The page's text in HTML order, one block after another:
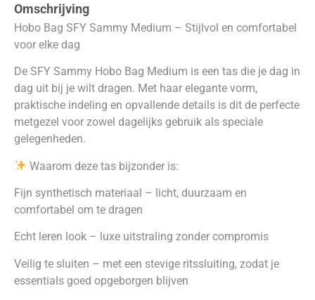
Omschrijving
Hobo Bag SFY Sammy Medium – Stijlvol en comfortabel
voor elke dag
De SFY Sammy Hobo Bag Medium is een tas die je dag in
dag uit bij je wilt dragen. Met haar elegante vorm,
praktische indeling en opvallende details is dit de perfecte
metgezel voor zowel dagelijks gebruik als speciale
gelegenheden.
Waarom deze tas bijzonder is:
Fijn synthetisch materiaal – licht, duurzaam en
comfortabel om te dragen
Echt leren look – luxe uitstraling zonder compromis
Veilig te sluiten – met een stevige ritssluiting, zodat je
essentials goed opgeborgen blijven